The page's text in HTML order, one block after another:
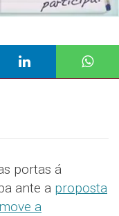
portas á
ante a proposta
a